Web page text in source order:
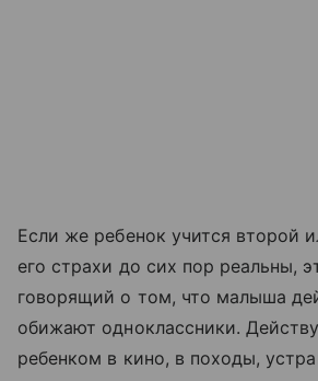
Если же ребенок учится второй
его страхи до сих пор реальны,
говорящий о том, что малыша
обижают одноклассники.
ребенком в кино, в походы,